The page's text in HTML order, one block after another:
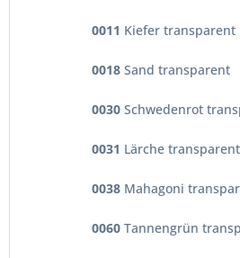
0011 Kiefer transparent
0018 Sand transparent
0030 Schwedenrot
0031 Lärche transparent
0038 Mahagoni
0060 Tannengrün